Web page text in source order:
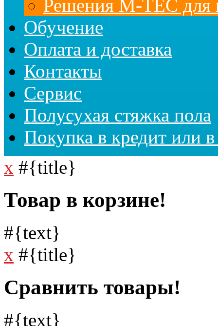
Решения M-TEC для
Обучение
Оплата и доставка
Контакты
Сервис
Полусухая стяжка пола
Покупка в кредит или
x #{title}
Товар в корзине!
#{text}
x #{title}
Сравнить товары!
#{text}